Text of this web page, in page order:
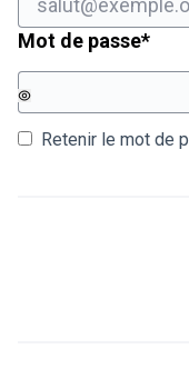
Mot de passe*
Retenir le mot de